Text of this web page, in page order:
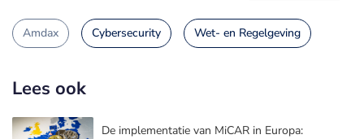
Amdax Cybersecurity Wet- en Regelgeving
Lees ook
De implementatie van MiCAR in Europa: